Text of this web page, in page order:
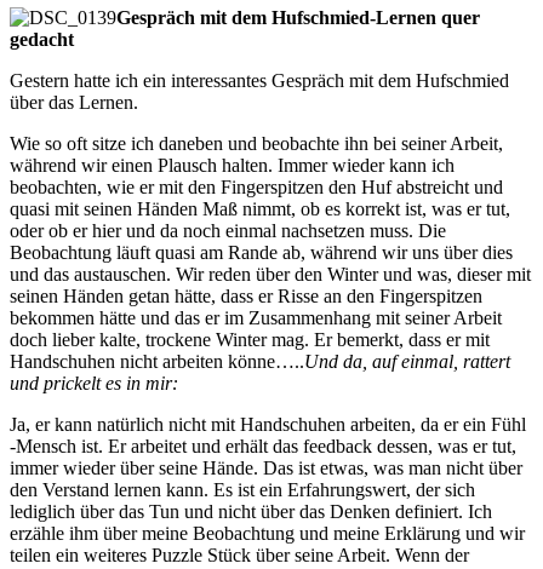
Gespräch mit dem Hufschmied-Lernen quer
gedacht
Gestern hatte ich ein interessantes Gespräch mit dem Hufschmied
über das Lernen.
Wie so oft sitze ich daneben und beobachte ihn bei seiner Arbeit,
während wir einen Plausch halten. Immer wieder kann ich
beobachten, wie er mit den Fingerspitzen den Huf abstreicht und
quasi mit seinen Händen Maß nimmt, ob es korrekt ist, was er tut,
oder ob er hier und da noch einmal nachsetzen muss. Die
Beobachtung läuft quasi am Rande ab, während wir uns über dies
und das austauschen. Wir reden über den Winter und was, dieser mit
seinen Händen getan hätte, dass er Risse an den Fingerspitzen
bekommen hätte und das er im Zusammenhang mit seiner Arbeit
doch lieber kalte, trockene Winter mag. Er bemerkt, dass er mit
Handschuhen nicht arbeiten könne…..Und da, auf einmal, rattert
und prickelt es in mir:
Ja, er kann natürlich nicht mit Handschuhen arbeiten, da er ein Fühl
-Mensch ist. Er arbeitet und erhält das feedback dessen, was er tut,
immer wieder über seine Hände. Das ist etwas, was man nicht über
den Verstand lernen kann. Es ist ein Erfahrungswert, der sich
lediglich über das Tun und nicht über das Denken definiert. Ich
erzähle ihm über meine Beobachtung und meine Erklärung und wir
teilen ein weiteres Puzzle Stück über seine Arbeit. Wenn der